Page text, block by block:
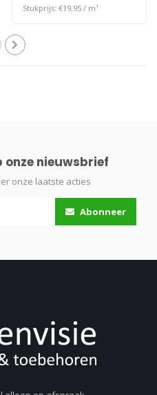
Stukprijs: €19,95 / m¹
onze nieuwsbrief
onze laatste acties
Abonneer